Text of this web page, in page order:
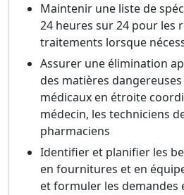
Maintenir une liste de
24 heures sur 24 pour les
traitements lorsque
Assurer une élimination
des matières
médicaux en étroite
médecin, les techniciens
pharmaciens
Identifier et planifier les
en fournitures et en
et formuler les demandes